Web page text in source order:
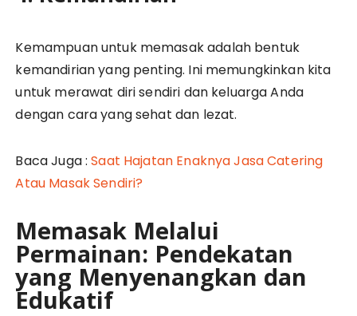
Kemampuan untuk memasak adalah bentuk
kemandirian yang penting. Ini memungkinkan kita
untuk merawat diri sendiri dan keluarga Anda
dengan cara yang sehat dan lezat.
Baca Juga :Saat Hajatan Enaknya Jasa Catering
Atau Masak Sendiri?
Memasak Melalui
Permainan: Pendekatan
yang Menyenangkan dan
Edukatif